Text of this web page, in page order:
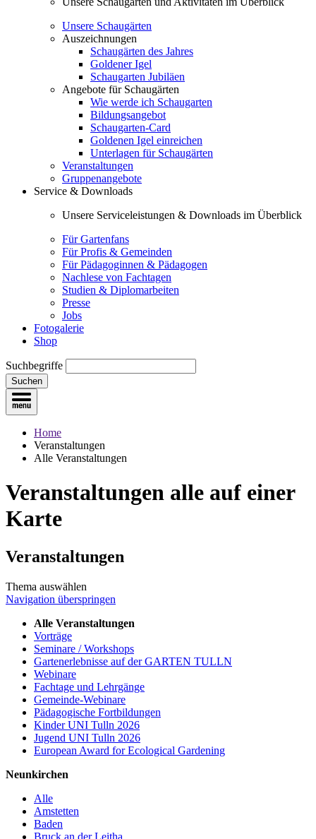
Unsere Schaugärten
Auszeichnungen
Schaugärten des Jahres
Goldener Igel
Schaugarten Jubiläen
Angebote für Schaugärten
Wie werde ich Schaugarten
Bildungsangebot
Schaugarten-Card
Goldenen Igel einreichen
Unterlagen für Schaugärten
Veranstaltungen
Gruppenangebote
Service & Downloads
Unsere Serviceleistungen & Downloads im Überblick
Für Gartenfans
Für Profis & Gemeinden
Für Pädagoginnen & Pädagogen
Nachlese von Fachtagen
Studien & Diplomarbeiten
Presse
Jobs
Fotogalerie
Shop
Suchbegriffe
Suchen
Home
Veranstaltungen
Alle Veranstaltungen
Veranstaltungen alle auf einer
Karte
Veranstaltungen
Thema auswählen
Navigation überspringen
Alle Veranstaltungen
Vorträge
Seminare / Workshops
Gartenerlebnisse auf der GARTEN TULLN
Webinare
Fachtage und Lehrgänge
Gemeinde-Webinare
Pädagogische Fortbildungen
Kinder UNI Tulln 2026
Jugend UNI Tulln 2026
European Award for Ecological Gardening
Neunkirchen
Alle
Amstetten
Baden
Bruck an der Leitha